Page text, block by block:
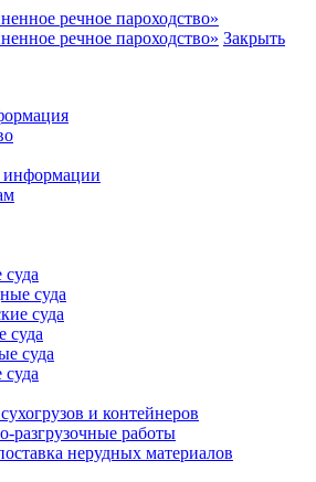
речное пароходство»
речное пароходство» Закрыть
информации
суда
суда
суда
суда
и контейнеров
разгрузочные работы
нерудных материалов